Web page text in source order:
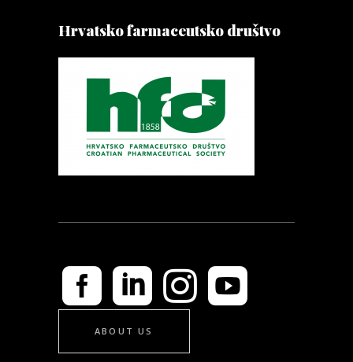
Hrvatsko farmaceutsko društvo
ABOUT US